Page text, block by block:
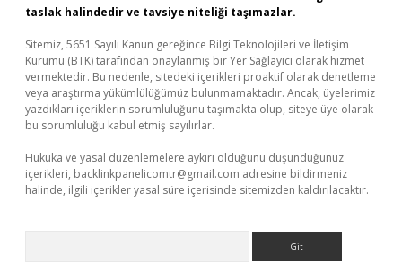
taslak halindedir ve tavsiye niteliği taşımazlar.
Sitemiz, 5651 Sayılı Kanun gereğince Bilgi Teknolojileri ve İletişim
Kurumu (BTK) tarafından onaylanmış bir Yer Sağlayıcı olarak hizmet
vermektedir. Bu nedenle, sitedeki içerikleri proaktif olarak denetleme
veya araştırma yükümlülüğümüz bulunmamaktadır. Ancak, üyelerimiz
yazdıkları içeriklerin sorumluluğunu taşımakta olup, siteye üye olarak
bu sorumluluğu kabul etmiş sayılırlar.
Hukuka ve yasal düzenlemelere aykırı olduğunu düşündüğünüz
içerikleri, backlinkpanelicomtr@gmail.com adresine bildirmeniz
halinde, ilgili içerikler yasal süre içerisinde sitemizden kaldırılacaktır.